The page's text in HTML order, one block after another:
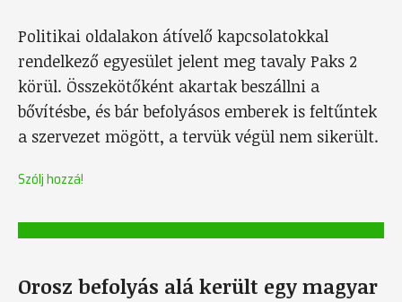
Politikai oldalakon átívelő kapcsolatokkal
rendelkező egyesület jelent meg tavaly Paks 2
körül. Összekötőként akartak beszállni a
bővítésbe, és bár befolyásos emberek is feltűntek
a szervezet mögött, a tervük végül nem sikerült.
Szólj hozzá!
Orosz befolyás alá került egy magyar